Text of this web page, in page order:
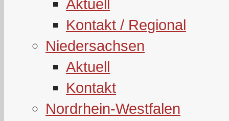
Aktuell
Kontakt / Regional
Niedersachsen
Aktuell
Kontakt
Nordrhein-Westfalen